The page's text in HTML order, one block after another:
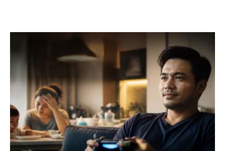
Anak sedang membesar, anda adalah salah seorang ikon
yang bakal diikutinya kelak.